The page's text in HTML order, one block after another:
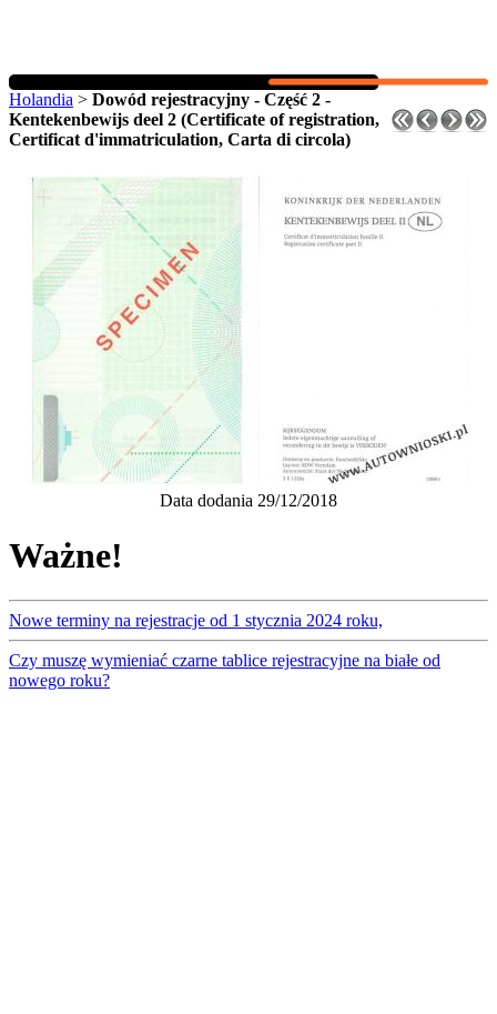
Holandia > Dowód rejestracyjny - Część 2 -
Kentekenbewijs deel 2 (Certificate of registration,
Certificat d'immatriculation, Carta di circola)
Data dodania 29/12/2018
Ważne!
Nowe terminy na rejestracje od 1 stycznia 2024 roku,
Czy muszę wymieniać czarne tablice rejestracyjne na białe od
nowego roku?